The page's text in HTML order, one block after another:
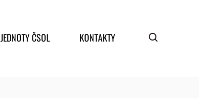
JEDNOTY ČSOL KONTAKTY